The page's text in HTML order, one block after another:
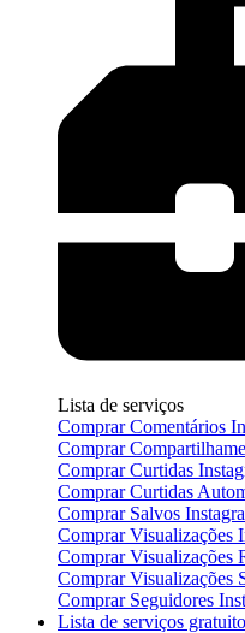
Lista de serviços
Comprar Comentários
Comprar
Comprar Curtidas
Comprar Curtidas
Comprar Salvos
Comprar Visualizações
Comprar Visualizações
Comprar Visualizações
Comprar Seguidores
Lista de serviços